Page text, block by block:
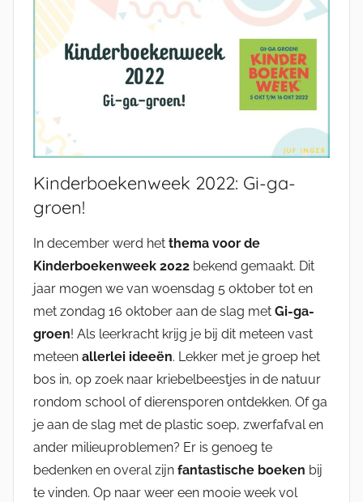
Kinderboekenweek 2022: Gi-ga-
groen!
In december werd het thema voor de
Kinderboekenweek 2022 bekend gemaakt. Dit
jaar mogen we van woensdag 5 oktober tot en
met zondag 16 oktober aan de slag met Gi-ga-
groen! Als leerkracht krijg je bij dit meteen vast
meteen allerlei ideeën. Lekker met je groep het
bos in, op zoek naar kriebelbeestjes in de natuur
rondom school of dierensporen ontdekken. Of ga
je aan de slag met de plastic soep, zwerfafval en
ander milieuproblemen? Er is genoeg te
bedenken en overal zijn fantastische boeken bij
te vinden. Op naar weer een mooie week vol